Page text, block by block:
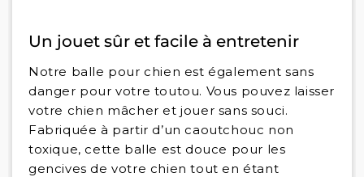
Un jouet sûr et facile à entretenir
Notre balle pour chien est également sans
danger pour votre toutou. Vous pouvez laisser
votre chien mâcher et jouer sans souci.
Fabriquée à partir d’un caoutchouc non
toxique, cette balle est douce pour les
gencives de votre chien tout en étant